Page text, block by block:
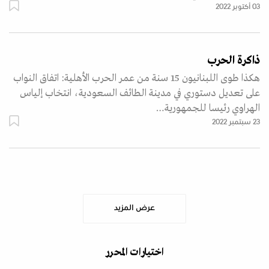
03 أكتوبر 2022
ذاكرة الحرب
هكذا طوى اللبنانيون 15 سنة من عمر الحرب الأهلية: اتفاق النواب
على تعديل دستوري في مدينة الطائف السعودية، انتخاب إلياس
الهراوي رئيسا للجمهورية…
23 سبتمبر 2022
عرض المزيد
اختيارات المحرر